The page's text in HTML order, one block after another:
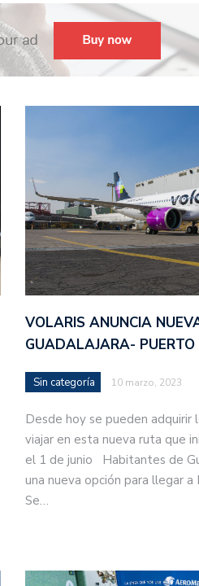
VOLARIS ANUNCIA
GUADALAJARA-
Sin categoría 10 marzo, 2023
Desde hoy se pueden adquirir
viajar en esta nueva ruta que
el 1 de junio Habitantes de
una nueva opción para llegar
Se…